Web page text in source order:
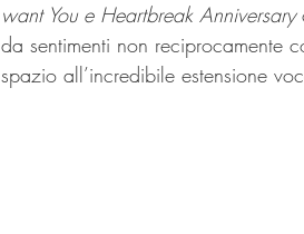
want You e Heartbreak Anniversary
da sentimenti non reciprocamente
spazio all’incredibile estensione